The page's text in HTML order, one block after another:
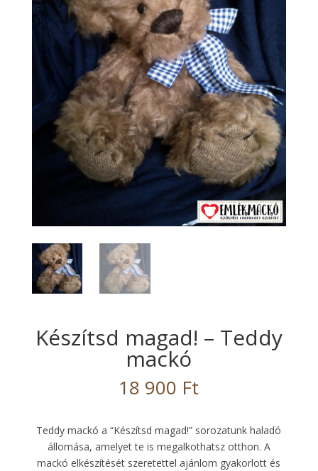
Készítsd magad! – Teddy
mackó
18 900 Ft
Teddy mackó a “Készítsd magad!” sorozatunk haladó
állomása, amelyet te is megalkothatsz otthon. A
mackó elkészítését szeretettel ajánlom gyakorlott és